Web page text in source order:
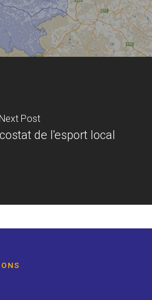
Next Post
de l'esport local